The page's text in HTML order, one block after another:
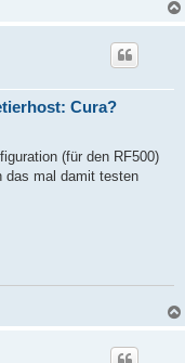
Cura?
(für den RF500)
das mal damit testen